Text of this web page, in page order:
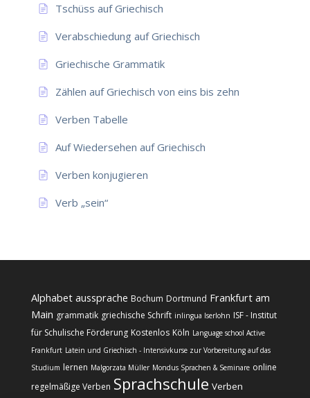
Tschüss auf Griechisch
Verabschiedung auf Griechisch
Griechische Grammatik
Zählen auf Griechisch von eins bis zehn
Verben Tabelle
Auf Wiedersehen auf Griechisch
Verben konjugieren
Verb „sein“
Alphabet aussprache Bochum Dortmund Frankfurt am
Main grammatik griechische Schrift inlingua Iserlohn ISF - Institut
für Schulische Förderung Kostenlos Köln Language school Active
Frankfurt Latein und Griechisch - Intensivkurse zur Vorbereitung auf das
Studium lernen Malgorzata Müller Mondus Sprachen & Seminare online
regelmäßige Verben Sprachschule Verben